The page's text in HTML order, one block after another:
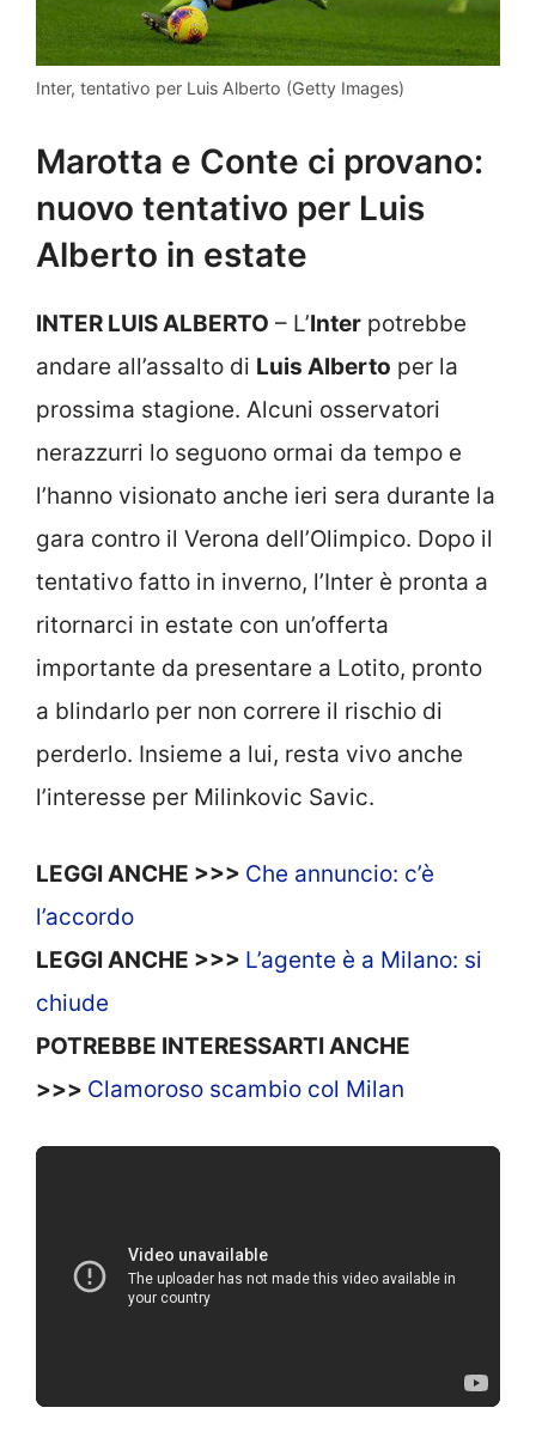
Inter, tentativo per Luis Alberto (Getty Images)
Marotta e Conte ci provano:
nuovo tentativo per Luis
Alberto in estate
INTER LUIS ALBERTO – L’Inter potrebbe
andare all’assalto di Luis Alberto per la
prossima stagione. Alcuni osservatori
nerazzurri lo seguono ormai da tempo e
l’hanno visionato anche ieri sera durante la
gara contro il Verona dell’Olimpico. Dopo il
tentativo fatto in inverno, l’Inter è pronta a
ritornarci in estate con un’offerta
importante da presentare a Lotito, pronto
a blindarlo per non correre il rischio di
perderlo. Insieme a lui, resta vivo anche
l’interesse per Milinkovic Savic.
LEGGI ANCHE >>> Che annuncio: c’è
l’accordo
LEGGI ANCHE >>> L’agente è a Milano: si
chiude
POTREBBE INTERESSARTI ANCHE
>>> Clamoroso scambio col Milan